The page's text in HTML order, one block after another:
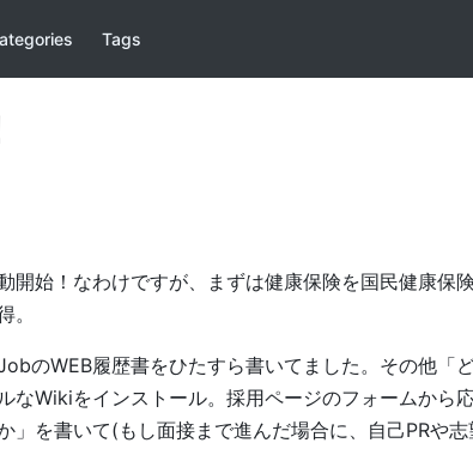
Tags
開始！なわけですが、まずは健康保険を国民健康保
。
のWEB履歴書をひたすら書いてました。その他「
なWikiをインストール。採用ページのフォームから
」を書いて(もし面接まで進んだ場合に、自己PRや